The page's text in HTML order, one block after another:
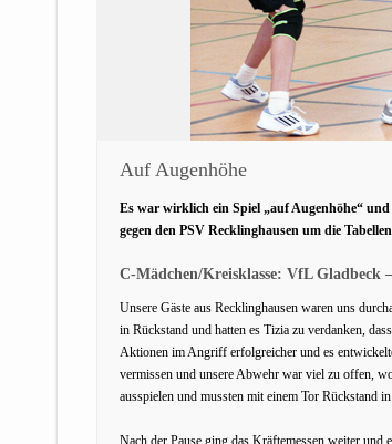
Auf Augenhöhe
Es war wirklich ein Spiel „auf Augenhöhe“
gegen den PSV Recklinghausen um die
C-Mädchen/Kreisklasse: VfL Gladbeck
Unsere Gäste aus Recklinghausen waren uns
in Rückstand und hatten es Tizia zu verdanken,
Aktionen im Angriff erfolgreicher und es
vermissen und unsere Abwehr war viel zu offen,
ausspielen und mussten mit einem Tor Rückstand
Nach der Pause ging das Kräftemessen weiter